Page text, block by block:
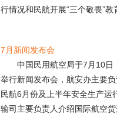
行情况和民航开展“三个敬畏”教
7月新闻发布会
中国民用航空局于7月10日
举行新闻发布会，航安办主要
民航6月份及上半年安全生产运
输司主要负责人介绍国际航空